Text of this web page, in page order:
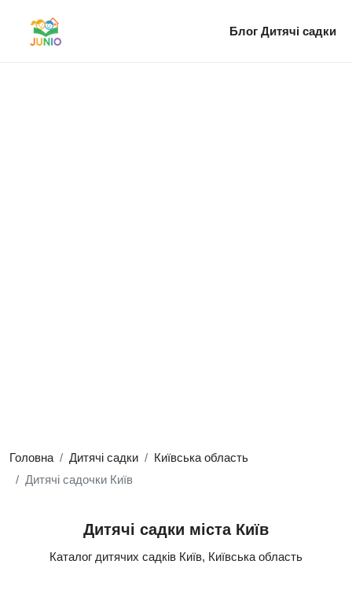
Блог Дитячі садки
Головна Дитячі садки
Київська область
Дитячі садочки Київ
Дитячі садки міста Київ
Каталог дитячих садків Київ, Київська область